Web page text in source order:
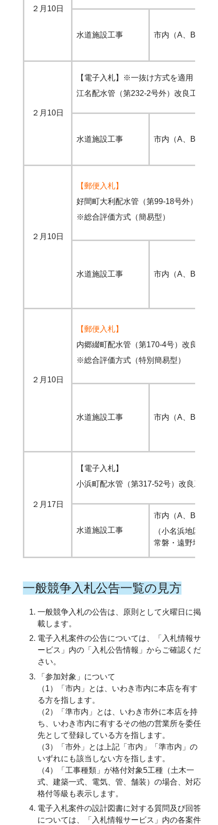
２月10日
水道施設工事 市内（A、B）
２月10日
【電子入札】※一抜け方式を適用
江名配水管（第232-2号外）改良工事
水道施設工事 市内（A、B）
２月10日
【郵便入札】
好間町大利配水管（第99-18号外）改良
※総合評価方式（簡易型）
水道施設工事 市内（A、B）
２月10日
【郵便入札】
内郷綴町配水管（第170-4号）改良工事
※総合評価方式（特別簡易型）
水道施設工事 市内（A、B）
２月17日
【電子入札】
小浜町配水管（第317-52号）改良工事
水道施設工事
市内（A、B）
（小名浜地区、
常磐・遠野地区）
一般競争入札公告一覧の見方
一般競争入札の公告は、原則として火曜日に掲
載します。
電子入札案件の公告については、「入札情報サ
ービス」内の「入札公告情報」からご確認くだ
さい。
「参加対象」について
（1）「市内」とは、いわき市内に本店を有す
る方を指します。
（2）「準市内」とは、いわき市外に本店を持
ち、いわき市内に有するその他の営業所を委任
先として登録している方を指します。
（3）「市外」とは上記「市内」「準市内」の
いずれにも該当しない方を指します。
（4）「工事種類」が格付対象5工種（土木一
式、建築一式、電気、管、舗装）の場合、対応
格付等級も表示します。
電子入札案件の設計図書に対する質問及び回答
については、「入札情報サービス」内の各案件